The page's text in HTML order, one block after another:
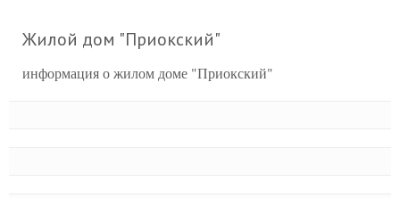
Жилой дом "Приокский"
информация о жилом доме "Приокский"